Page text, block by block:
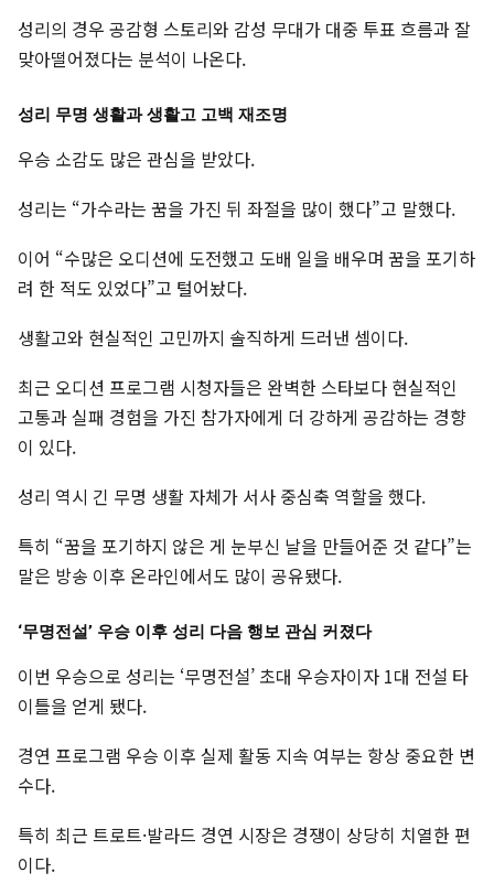
성리의 경우 공감형 스토리와 감성 무대가 대중 투표 흐름과 잘
맞아떨어졌다는 분석이 나온다.
성리 무명 생활과 생활고 고백 재조명
우승 소감도 많은 관심을 받았다.
성리는 “가수라는 꿈을 가진 뒤 좌절을 많이 했다”고 말했다.
이어 “수많은 오디션에 도전했고 도배 일을 배우며 꿈을 포기하
려 한 적도 있었다”고 털어놨다.
생활고와 현실적인 고민까지 솔직하게 드러낸 셈이다.
최근 오디션 프로그램 시청자들은 완벽한 스타보다 현실적인
고통과 실패 경험을 가진 참가자에게 더 강하게 공감하는 경향
이 있다.
성리 역시 긴 무명 생활 자체가 서사 중심축 역할을 했다.
특히 “꿈을 포기하지 않은 게 눈부신 날을 만들어준 것 같다”는
말은 방송 이후 온라인에서도 많이 공유됐다.
‘무명전설’ 우승 이후 성리 다음 행보 관심 커졌다
이번 우승으로 성리는 ‘무명전설’ 초대 우승자이자 1대 전설 타
이틀을 얻게 됐다.
경연 프로그램 우승 이후 실제 활동 지속 여부는 항상 중요한 변
수다.
특히 최근 트로트·발라드 경연 시장은 경쟁이 상당히 치열한 편
이다.